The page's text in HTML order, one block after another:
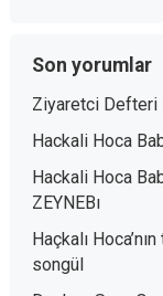
Son yorumlar
Ziyaretci Defteri
Hackali Hoca
Hackali Hoca
ZEYNEBı
Haçkalı
songül